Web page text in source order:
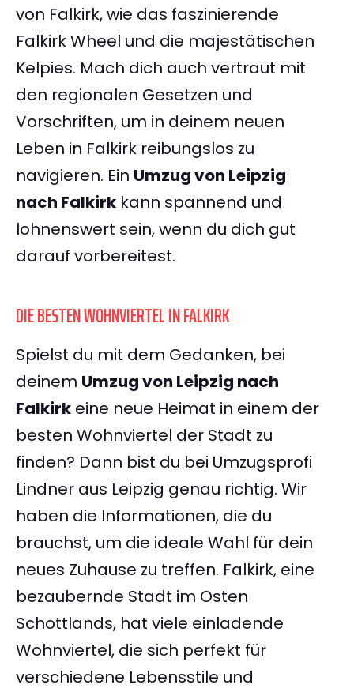
von Falkirk, wie das faszinierende
Falkirk Wheel und die majestätischen
Kelpies. Mach dich auch vertraut mit
den regionalen Gesetzen und
Vorschriften, um in deinem neuen
Leben in Falkirk reibungslos zu
navigieren. Ein Umzug von Leipzig
nach Falkirk kann spannend und
lohnenswert sein, wenn du dich gut
darauf vorbereitest.
DIE BESTEN WOHNVIERTEL IN FALKIRK
Spielst du mit dem Gedanken, bei
deinem Umzug von Leipzig nach
Falkirk eine neue Heimat in einem der
besten Wohnviertel der Stadt zu
finden? Dann bist du bei Umzugsprofi
Lindner aus Leipzig genau richtig. Wir
haben die Informationen, die du
brauchst, um die ideale Wahl für dein
neues Zuhause zu treffen. Falkirk, eine
bezaubernde Stadt im Osten
Schottlands, hat viele einladende
Wohnviertel, die sich perfekt für
verschiedene Lebensstile und